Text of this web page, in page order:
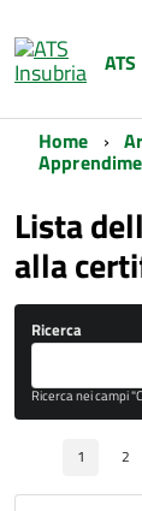
Home
Lista
alla
Ricerca
Ricerca nei campi
1 2